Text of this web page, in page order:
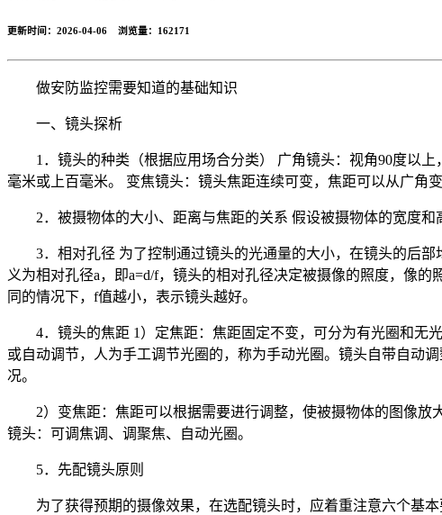
更新时间：2026-04-06 浏览量： 162171
做安防监控需要知道的基础知识
一、镜头探析
1．镜头的种类（根据应用场合分类） 广角镜头：视角90度以
毫米或上百毫米。 变焦镜头：镜头焦距连续可变，焦距可以从广角
2．被摄物体的大小、距离与焦距的关系 假设被摄物体的宽度
3．相对孔径 为了控制通过镜头的光通量的大小，在镜头的后
义为相对孔径a，即a=d/f，镜头的相对孔径决定被摄像的照度，像
同的情况下，f值越小，表示镜头越好。
4．镜头的焦距 1）定焦距：焦距固定不变，可分为有光圈和无
或自动调节，人为手工调节光圈的，称为手动光圈。镜头自带自动
况。
2）变焦距：焦距可以根据需要进行调整，使被摄物体的图像
镜头：可调焦调、调聚焦、自动光圈。
5．先配镜头原则
为了获得预期的摄像效果，在选配镜头时，应着重注意六个基本